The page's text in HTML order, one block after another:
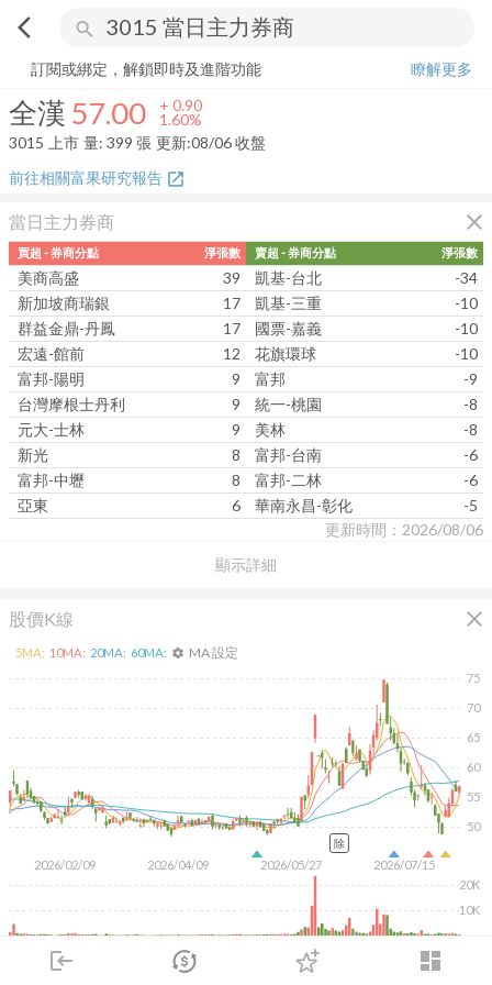
arrow_back_ios search
login dashboard
市場 登入
全漢 57.00+ 1.60%
訂閱或綁定，解鎖即時及進階功能
瞭解更多
全漢 57.00 + 0.90
1.60%
3015
上市 量: 399 張 更新:08/06 收盤
前往相關富果研究報告 open_in_new
當日主力券商 close
顯示詳細
買超 - 券商分點 淨張數
美商高盛
39
新加坡商瑞銀
17
群益金鼎-丹鳳
17
宏遠-館前
12
富邦-陽明
9
台灣摩根士丹利
9
元大-士林
9
新光
8
富邦-中壢
8
亞東
6
賣超 - 券商分點 淨張數
凱基-台北
-34
凱基-三重
-10
國票-嘉義
-10
花旗環球
-10
富邦
-9
統一-桃園
-8
美林
-8
富邦-台南
-6
富邦-二林
-6
華南永昌-彰化
-5
更新時間：2026/08/06
股價K線 close
2026/02/09 2026/04/09 2026/05/27 2026/07/15
50
55
60
65
70
75
10K
20K
5MA: 10MA: 20MA: 60MA: settings MA 設定
除
KD RSI 手勢操作